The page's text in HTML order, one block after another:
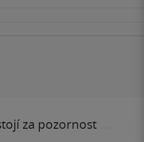
za pozornost